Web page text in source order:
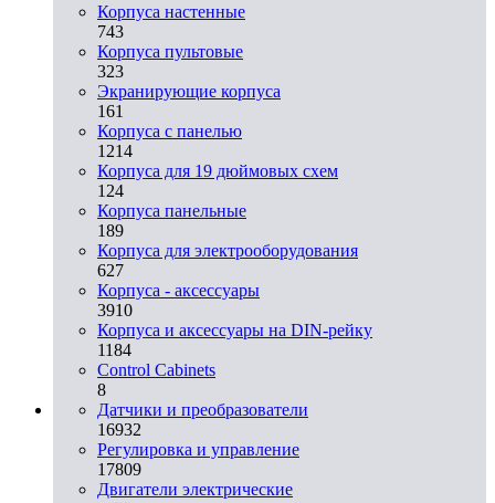
Корпуса настенные
743
Корпуса пультовые
323
Экранирующие корпуса
161
Корпуса с панелью
1214
Корпуса для 19 дюймовых схем
124
Корпуса панельные
189
Корпуса для электрооборудования
627
Корпуса - аксессуары
3910
Корпуса и аксессуары на DIN-рейку
1184
Control Cabinets
8
Датчики и преобразователи
16932
Регулировка и управление
17809
Двигатели электрические